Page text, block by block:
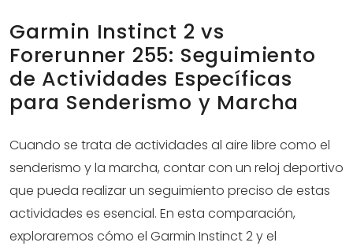
Garmin Instinct 2 vs
Forerunner 255: Seguimiento
de Actividades Específicas
para Senderismo y Marcha
Cuando se trata de actividades al aire libre como el
senderismo y la marcha, contar con un reloj deportivo
que pueda realizar un seguimiento preciso de estas
actividades es esencial. En esta comparación,
exploraremos cómo el Garmin Instinct 2 y el